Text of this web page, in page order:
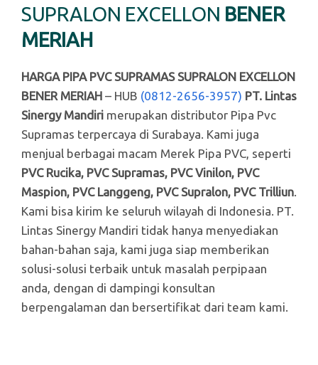
SUPRALON EXCELLON BENER
MERIAH
HARGA PIPA PVC SUPRAMAS SUPRALON EXCELLON
BENER MERIAH – HUB (0812-2656-3957) PT. Lintas
Sinergy Mandiri merupakan distributor Pipa Pvc
Supramas terpercaya di Surabaya. Kami juga
menjual berbagai macam Merek Pipa PVC, seperti
PVC Rucika, PVC Supramas, PVC Vinilon, PVC
Maspion, PVC Langgeng, PVC Supralon, PVC Trilliun
Kami bisa kirim ke seluruh wilayah di Indonesia. PT.
Lintas Sinergy Mandiri tidak hanya menyediakan
bahan-bahan saja, kami juga siap memberikan
solusi-solusi terbaik untuk masalah perpipaan
anda, dengan di dampingi konsultan
berpengalaman dan bersertifikat dari team kami.